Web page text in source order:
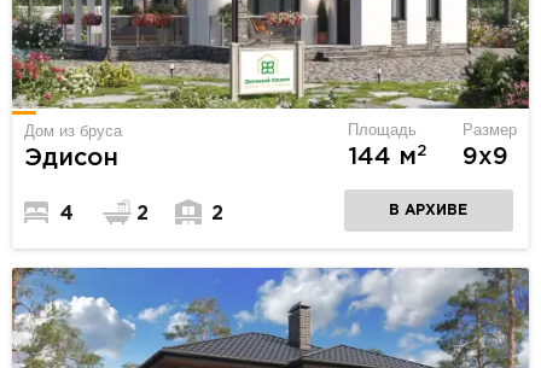
Дом из бруса
Эдисон
Площадь
144 м2
Размер
9х9
4 2 2 В АРХИВЕ